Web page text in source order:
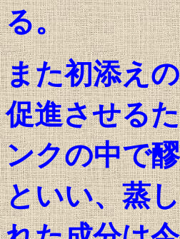
る。
また初添え
促進させる
ンクの中で
といい、蒸